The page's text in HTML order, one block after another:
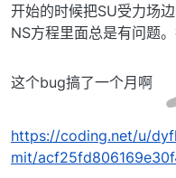
开始的时候把SU受力场
NS方程里面总是有问题
这个bug搞了一个月啊
https://coding.net/u/
mit/